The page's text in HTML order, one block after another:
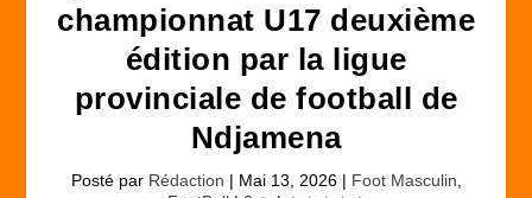
championnat U17 deuxième
édition par la ligue
provinciale de football de
Ndjamena
Posté par Rédaction | Mai 13, 2026| Foot Masculin